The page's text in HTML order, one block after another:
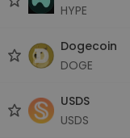
HYPE
Dogecoin
DOGE
USDS
USDS